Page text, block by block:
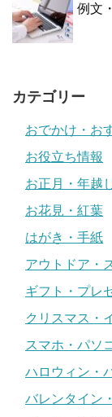
例文
カテゴリー
おでかけ・お
お役立ち情報
お正月・年越
お花見・紅葉
はがき・手紙
アウトドア・
ギフト・プレ
クリスマス・
スマホ・パソ
ハロウィン・
バレンタイン